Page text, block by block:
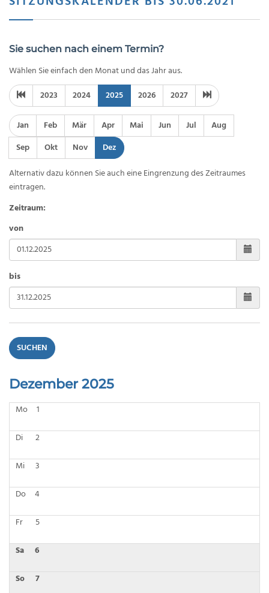
Sie suchen nach einem Termin?
Wählen Sie einfach den Monat und das Jahr aus.
2023
2024 2025 2026 2027
Jan Feb Mär Apr Mai Jun Jul
Aug
Sep
Okt Nov
Dez
Alternativ dazu können Sie auch eine Eingrenzung des Zeitraumes
eintragen.
Zeitraum:
von
bis
SUCHEN
Dezember 2025
Mo 1
Di 2
Mi 3
Do 4
Fr 5
Sa 6
So 7